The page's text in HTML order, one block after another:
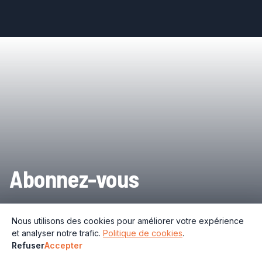
Abonnez-vous
Nous utilisons des cookies pour améliorer votre expérience
et analyser notre trafic. Politique de cookies.
RefuserAccepter